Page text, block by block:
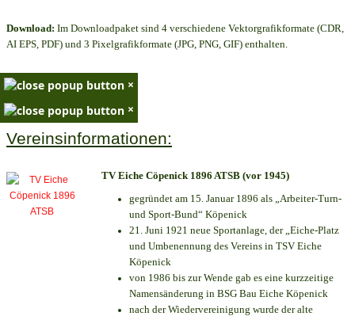
Download: Im Downloadpaket sind 4 verschiedene Vektorgrafikformate (CDR,
AI EPS, PDF) und 3 Pixelgrafikformate (JPG, PNG, GIF) enthalten.
×
×
Vereinsinformationen:
TV Eiche Cöpenick 1896 ATSB (vor 1945)
gegründet am 15. Januar 1896 als „Arbeiter-Turn-
und Sport-Bund“ Köpenick
21. Juni 1921 neue Sportanlage, der „Eiche-Platz
und Umbenennung des Vereins in TSV Eiche
Köpenick
von 1986 bis zur Wende gab es eine kurzzeitige
Namensänderung in BSG Bau Eiche Köpenick
nach der Wiedervereinigung wurde der alte